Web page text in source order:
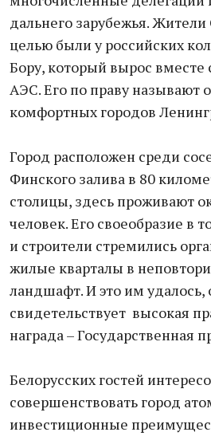
дальнего зарубежья. Жители
целью были у российских
Бору, который вырос вместе
АЭС. Его по праву называют
комфортных городов
Город расположен среди
Финского залива в 80
столицы, здесь проживают
человек. Его своеобразие в
и строители стремились
жилые кварталы в
ландшафт. И это им удалось,
свидетельствует высокая
награда – Государственная
Белорусских гостей
совершенствовать город
инвестиционные